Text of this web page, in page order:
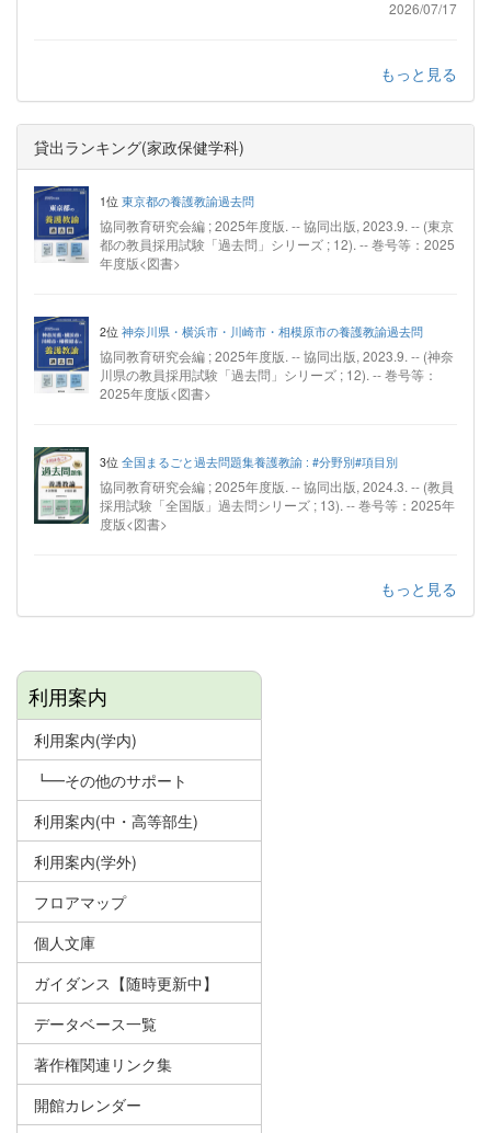
2026/07/17
もっと見る
貸出ランキング(家政保健学科)
1位 東京都の養護教諭過去問
協同教育研究会編 ; 2025年度版. -- 協同出版, 2023.9. -- (東京
都の教員採用試験「過去問」シリーズ ; 12). -- 巻号等：2025
年度版<図書>
2位 神奈川県・横浜市・川崎市・相模原市の養護教諭過去問
協同教育研究会編 ; 2025年度版. -- 協同出版, 2023.9. -- (神奈
川県の教員採用試験「過去問」シリーズ ; 12). -- 巻号等：
2025年度版<図書>
3位 全国まるごと過去問題集養護教諭 : #分野別#項目別
協同教育研究会編 ; 2025年度版. -- 協同出版, 2024.3. -- (教員
採用試験「全国版」過去問シリーズ ; 13). -- 巻号等：2025年
度版<図書>
もっと見る
利用案内
利用案内(学内)
┗━その他のサポート
利用案内(中・高等部生)
利用案内(学外)
フロアマップ
個人文庫
ガイダンス【随時更新中】
データベース一覧
著作権関連リンク集
開館カレンダー